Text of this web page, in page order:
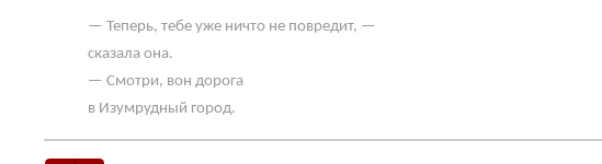
— Теперь, тебе уже ничто не повредит, —
сказала она.
— Смотри, вон дорога
в Изумрудный город.